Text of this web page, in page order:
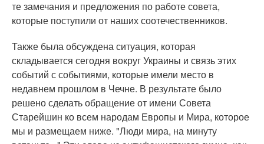
те замечания и предложения по работе совета,
которые поступили от наших соотечественников.
Также была обсуждена ситуация, которая
складывается сегодня вокруг Украины и связь этих
событий с событиями, которые имели место в
недавнем прошлом в Чечне. В результате было
решено сделать обращение от имени Совета
Старейшин ко всем народам Европы и Мира, которое
мы и размещаем ниже. "Люди мира, на минуту